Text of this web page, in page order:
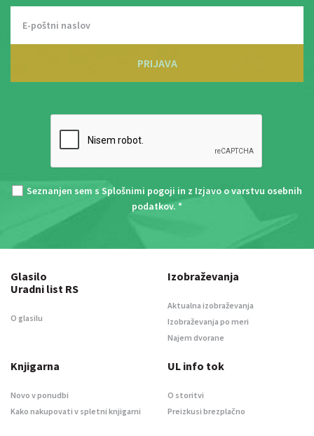
PRIJAVA
Seznanjen sem s Splošnimi pogoji in z Izjavo o varstvu osebnih
podatkov. *
Glasilo
Uradni list RS
O glasilu
Izobraževanja
Aktualna izobraževanja
Izobraževanja po meri
Najem dvorane
Knjigarna
Novo v ponudbi
Kako nakupovati v spletni knjigarni
UL info tok
O storitvi
Preizkusi brezplačno